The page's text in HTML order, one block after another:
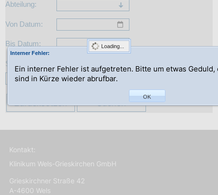
Abteilung:
Von Datum:
Bis Datum:
Suche:
Zurücksetzen Suchen
Loading...
Kontakt:
Klinikum Wels-Grieskirchen GmbH
Grieskirchner Straße 42
A-4600 Wels
Interner Fehler:
Ein interner Fehler ist aufgetreten. Bitte um etwas
sind in Kürze wieder abrufbar.
OK